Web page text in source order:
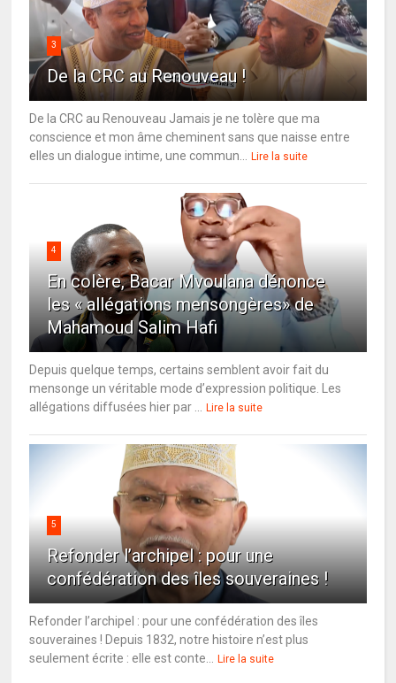
3
De la CRC au Renouveau !
De la CRC au Renouveau Jamais je ne tolère que ma
conscience et mon âme cheminent sans que naisse entre
elles un dialogue intime, une commun...
Lire la suite
4
En colère, Bacar Mvoulana dénonce
les « allégations mensongères» de
Mahamoud Salim Hafi
Depuis quelque temps, certains semblent avoir fait du
mensonge un véritable mode d’expression politique. Les
allégations diffusées hier par ...
Lire la suite
5
Refonder l’archipel : pour une
confédération des îles souveraines !
Refonder l’archipel : pour une confédération des îles
souveraines ! Depuis 1832, notre histoire n’est plus
seulement écrite : elle est conte...
Lire la suite